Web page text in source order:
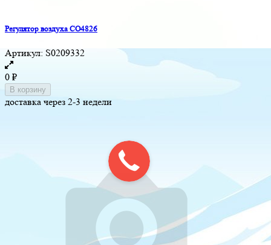
Регулятор воздуха CO4826
Артикул: S0209332
0 ₽
В корзину
доставка через 2-3 недели